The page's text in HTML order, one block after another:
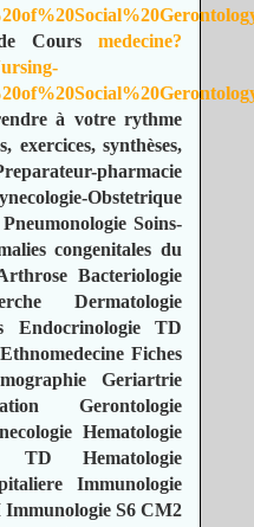
de Coursmedecine?
à votre rythme
exercices, synthèses,
pharmacie
Obstetrique
Pneumonologie Soins-
congenitales du
Bacteriologie
Dermatologie
Endocrinologie TD
Ethnomedecine Fiches
Geriartrie
Gerontologie
Hematologie
TD
Hematologie
Immunologie
Immunologie S6 CM2